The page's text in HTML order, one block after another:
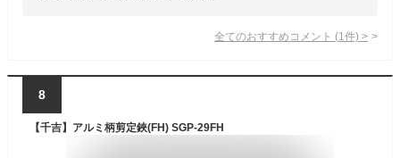
全てのおすすめコメント (1 件) >
8
【千吉】アルミ柄剪定鋏(FH) SGP-29FH